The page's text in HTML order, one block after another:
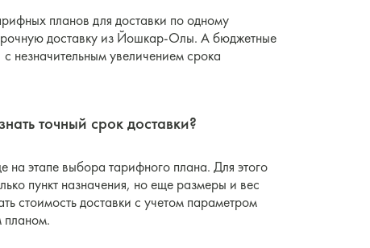
планов для доставки по одному
доставку из Йошкар-Олы. А бюджетные
незначительным увеличением срока
точный срок доставки?
этапе выбора тарифного плана. Для этого
пункт назначения, но еще размеры и вес
стоимость доставки с учетом параметром
планом.